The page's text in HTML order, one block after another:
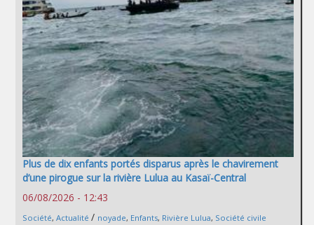
Plus de dix enfants portés disparus après le chavirement
d’une pirogue sur la rivière Lulua au Kasaï-Central
06/08/2026 - 12:43
Société, Actualité / noyade, Enfants, Rivière Lulua, Société civile